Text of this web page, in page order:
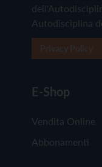
Autodisciplina
E-Shop
Vendita Online
Abbonamenti